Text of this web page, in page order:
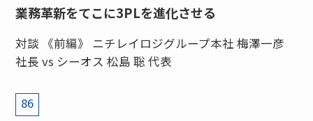
業務革新をてこに3PLを進化させる
対談 《前編》 ニチレイロジグループ本社 梅澤一彦
社長 vs シーオス 松島 聡 代表
86